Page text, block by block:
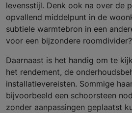
levensstijl. Denk ook na over de
opvallend middelpunt in de
subtiele warmtebron in een
voor een bijzondere roomdivider?
Daarnaast is het handig om te
het rendement, de
installatievereisten. Sommige
bijvoorbeeld een schoorsteen
zonder aanpassingen geplaatst